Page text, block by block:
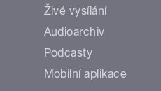
Živé vysílání
Audioarchiv
Podcasty
Mobilní aplikace